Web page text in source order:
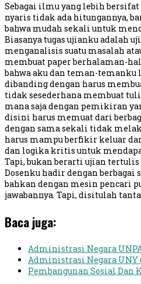
Sebagai ilmu yang lebih
nyaris tidak ada hitungannya,
bahwa mudah sekali untuk
Biasanya tugas ujianku adalah
menganalisis suatu masalah
membuat paper berhalaman-
bahwa aku dan teman-temanku
dibanding dengan harus
tidak sesederhana membuat
mana saja dengan pemikiran
disini harus memuat dari
dengan sama sekali tidak
harus mampu berfikir keluar
dan logika kritis untuk
Tapi, bukan berarti ujian
Dosenku hadir dengan
bahkan dengan mesin pencari
jawabannya. Tapi, disitulah
Baca juga:
Administrasi Negara
Administrasi Negara UNY
Pembangunan Sosial Dan